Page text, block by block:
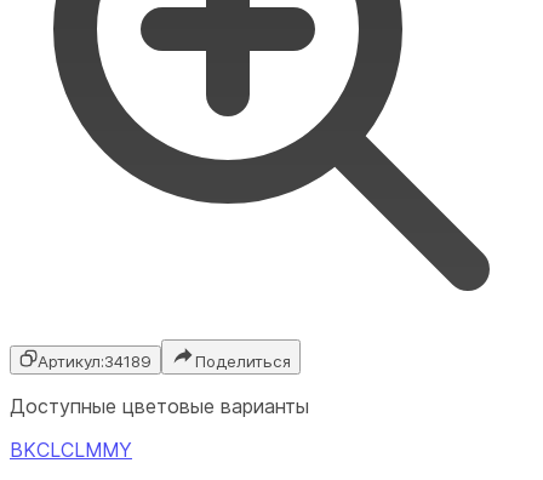
Артикул:34189 Поделиться
Доступные цветовые варианты
BKCLCLMMY